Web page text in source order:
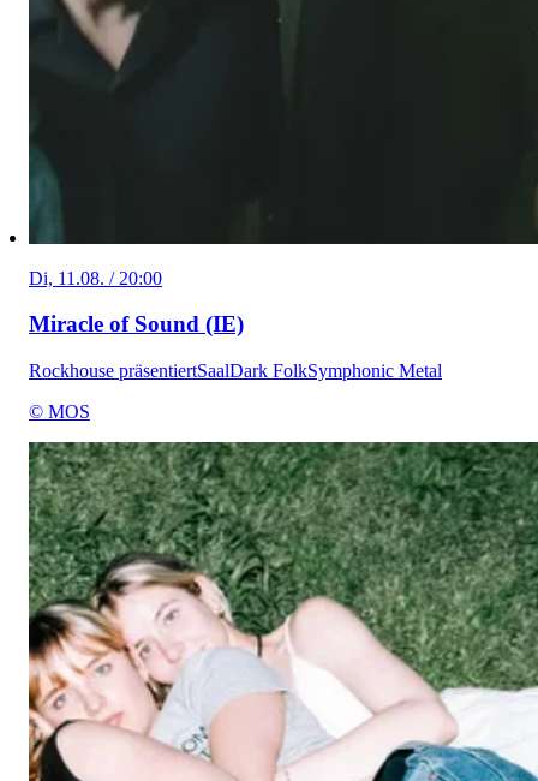
Di, 11.08. / 20:00
Miracle of Sound (IE)
Rockhouse präsentiertSaalDark FolkSymphonic Metal
© MOS